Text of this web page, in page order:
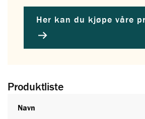
Her kan du kjøpe våre
Produktliste
Navn